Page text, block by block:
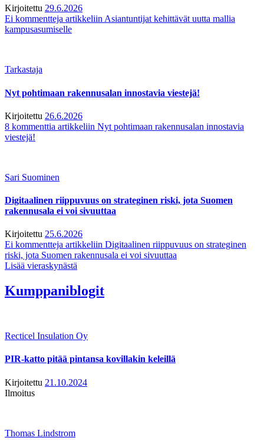
Kirjoitettu 29.6.2026
Ei kommentteja artikkeliin Asiantuntijat kehittävät uutta mallia
kampusasumiselle
Tarkastaja
Nyt pohtimaan rakennusalan innostavia viestejä!
Kirjoitettu 26.6.2026
8 kommenttia artikkeliin Nyt pohtimaan rakennusalan innostavia
viestejä!
Sari Suominen
Digitaalinen riippuvuus on strateginen riski, jota Suomen
rakennusala ei voi sivuuttaa
Kirjoitettu 25.6.2026
Ei kommentteja artikkeliin Digitaalinen riippuvuus on strateginen
riski, jota Suomen rakennusala ei voi sivuuttaa
Lisää vieraskynästä
Kumppaniblogit
Recticel Insulation Oy
PIR-katto pitää pintansa kovillakin keleillä
Kirjoitettu 21.10.2024
Ilmoitus
Thomas Lindstrom